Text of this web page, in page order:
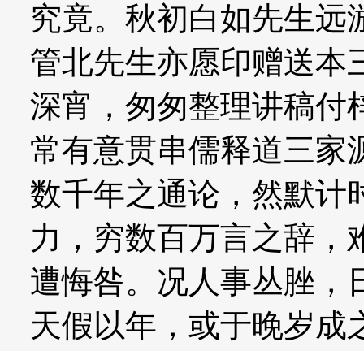
究竟。秋初白如先生远
管北先生亦愿印赠送本
深宵，匆匆整理讲稿付
常有意贯串儒释道三家
数千年之通论，然默计
力，穷数百万言之辞，
遭悔咎。况人事丛脞，
天假以年，或于晚岁成